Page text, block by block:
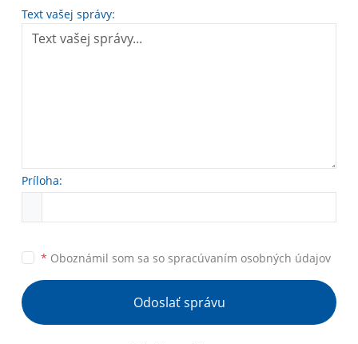
Text vašej správy:
Príloha:
* Oboznámil som sa so spracúvaním osobných údajov
Odoslať správu